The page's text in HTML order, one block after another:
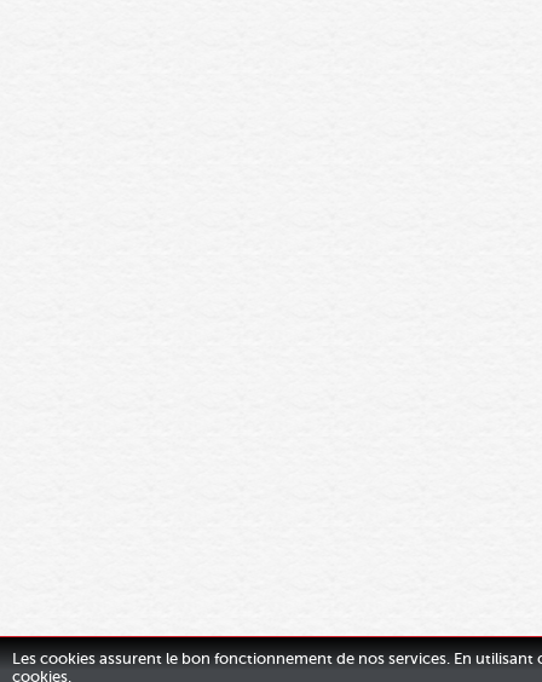
Les cookies assurent le bon fonctionnement de nos services. En
cookies.